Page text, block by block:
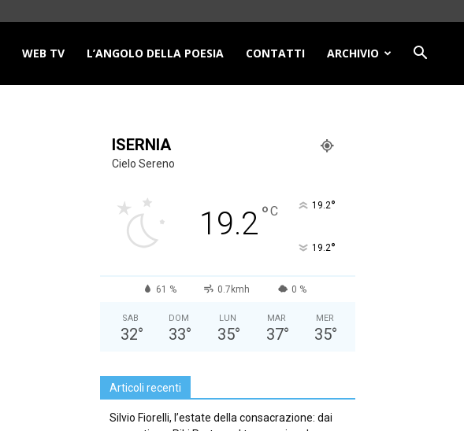
WEB TV L’ANGOLO DELLA POESIA CONTATTI ARCHIVIO
ISERNIA
Cielo Sereno
19.2°C 19.2°
19.2°
61 % 0.7kmh 0 %
SAB
32°
DOM
33°
LUN
35°
MAR
37°
MER
35°
Articoli recenti
Silvio Fiorelli, l’estate della consacrazione: dai